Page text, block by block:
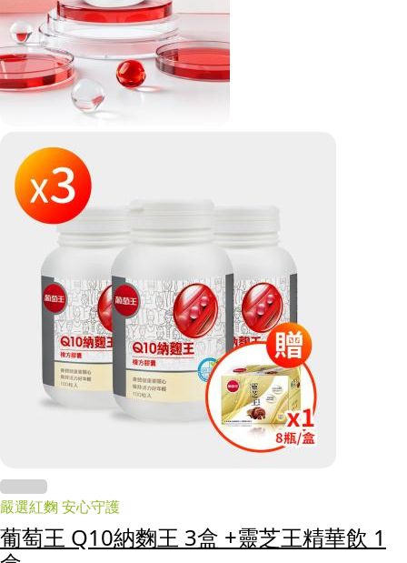
嚴選紅麴 安心守護
葡萄王 Q10納麴王 3盒 +靈芝王精華飲 1